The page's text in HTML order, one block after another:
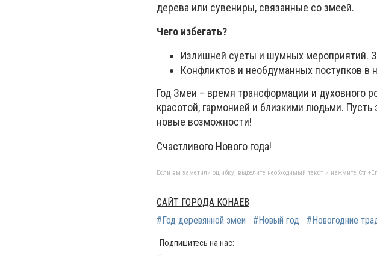
дерева или сувениры, связанные со змеей.
Чего избегать?
Излишней суеты и шумных мероприятий.
Конфликтов и необдуманных поступков в
Год Змеи – время трансформации и духовного
красотой, гармонией и близкими людьми. Пусть
новые возможности!
Счастливого Нового года!
Если вы заметили ошибку, выделите необходимый текст и нажмите
САЙТ ГОРОДА КОНАЕВ
#Год деревянной змеи
#Новый год #Новогодние
Подпишитесь на нас: